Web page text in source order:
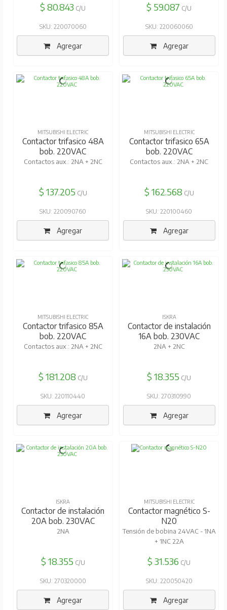
$ 80.843 C/U
SKU: 220070060
Agregar
$ 59.087 C/U
SKU: 220060060
Agregar
MITSUBISHI ELECTRIC
Contactor trifasico 48A
bob. 220VAC
Contactos aux.: 2NA + 2NC
$ 137.205 C/U
SKU: 220090760
Agregar
MITSUBISHI ELECTRIC
Contactor trifasico 65A
bob. 220VAC
Contactos aux.: 2NA + 2NC
$ 162.568 C/U
SKU: 220100460
Agregar
MITSUBISHI ELECTRIC
Contactor trifasico 85A
bob. 220VAC
Contactos aux.: 2NA + 2NC
$ 181.208 C/U
SKU: 220110440
Agregar
ISKRA
Contactor de instalación
16A bob. 230VAC
2NA + 2NC
$ 18.355 C/U
SKU: 270310990
Agregar
ISKRA
Contactor de instalación
20A bob. 230VAC
2NA
$ 18.355 C/U
SKU: 270320000
Agregar
MITSUBISHI ELECTRIC
Contactor magnético S-
N20
Tensión de bobina 24VAC - 1NA
+ 1NC 22A
$ 31.536 C/U
SKU: 220050420
Agregar